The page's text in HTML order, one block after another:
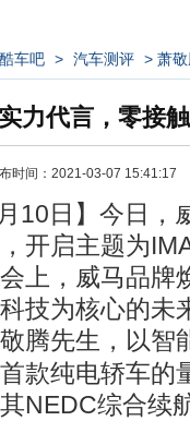
资讯
酷车吧 > 汽车测评 > 萧
力代言，零接
时间：2021-03-07 15:41:17
10日】今日
开启主题为
上，威马品牌
技为核心的未
腾先生，以智
款纯电轿车的
NEDC综合续